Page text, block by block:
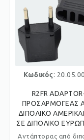
Κωδικός:
R2FR
ΠΡΟΣΑΡΜΟΓΕΑΣ
ΔΙΠΟΛΙΚΟ
ΣΕ ΔΙΠΟΛΙΚΟ
Αντάπτορας από